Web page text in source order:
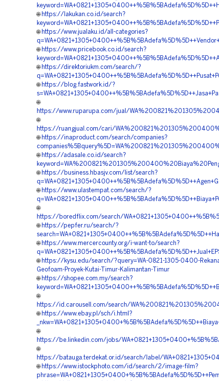
🌐 https://lakukan.co.id/search?
🌐 https://www.jualaku.id/all-categories?
🌐 https://www.pricebook.co.id/search?
🌐 https://direktoriukm.com/search/?
🌐 https://blog.fastwork.id/?
🌐
https://www.ruparupa.com/jual/
🌐
https://ruangjual.com/cari/
🌐 https://inaproduct.com/search/companies?
🌐 https://adasale.co.id/search?
🌐 https://business.hbasjv.com/list/search?
🌐 https://www.ulastempat.com/search/?
🌐
https://boredflix.com/search/
🌐 https://pepfer.ru/search/?
🌐 https://www.mercercounty.org/i-want-to/search?
🌐 https://kysu.edu/search/?query=WA-0821-1305-0400-
Geofoam-Proyek-Kutai-Timur-Kalimantan-Timur
🌐 https://shopee.com.my/search?
🌐
https://id.carousell.com/search/
🌐 https://www.ebay.pl/sch/i.html?
🌐
https://be.linkedin.com/jobs/
🌐
https://batauga.terdekat.or.id/search/label/
🌐 https://www.istockphoto.com/id/search/2/image-film?